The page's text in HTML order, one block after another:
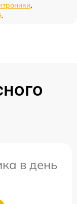
,
.
в день